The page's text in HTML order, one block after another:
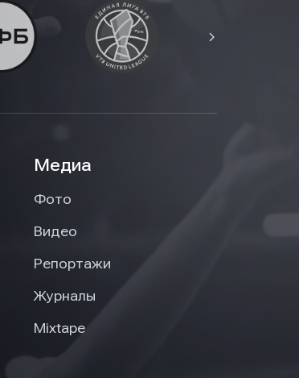
Медиа
Фото
Видео
Репортажи
Журналы
Mixtape